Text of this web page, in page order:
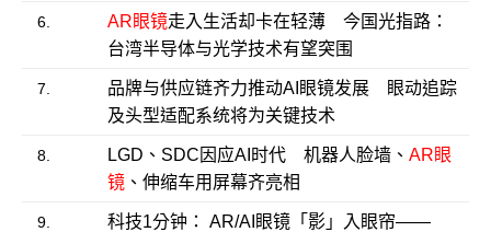
6. AR眼镜走入生活却卡在轻薄 今国光指路：
台湾半导体与光学技术有望突围
7.
品牌与供应链齐力推动AI眼镜发展 眼动追踪
及头型适配系统将为关键技术
8. LGD、SDC因应AI时代 机器人脸墙、 AR眼
镜、伸缩车用屏幕齐亮相
9.
科技1分钟： AR/AI眼镜「影」入眼帘——